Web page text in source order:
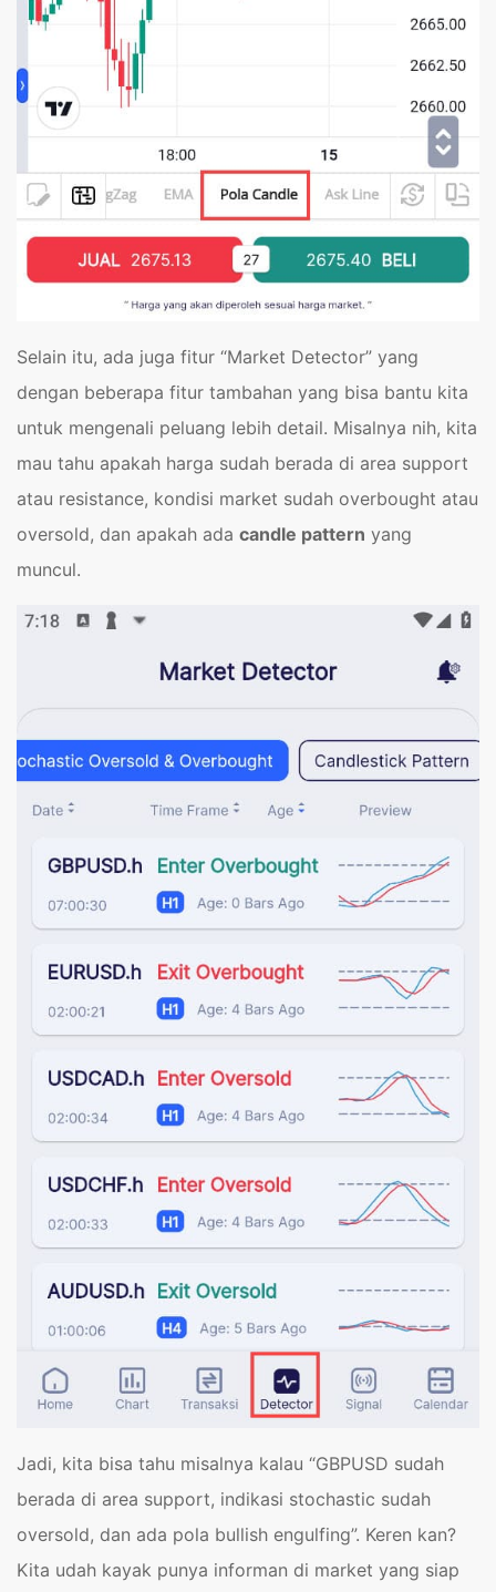
Selain itu, ada juga fitur “Market Detector” yang
dengan beberapa fitur tambahan yang bisa bantu kita
untuk mengenali peluang lebih detail. Misalnya nih, kita
mau tahu apakah harga sudah berada di area support
atau resistance, kondisi market sudah overbought atau
oversold, dan apakah ada candle pattern yang
muncul.
Jadi, kita bisa tahu misalnya kalau “GBPUSD sudah
berada di area support, indikasi stochastic sudah
oversold, dan ada pola bullish engulfing”. Keren kan?
Kita udah kayak punya informan di market yang siap